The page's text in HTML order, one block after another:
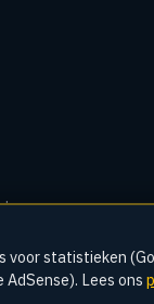
voor statistieken
Lees ons